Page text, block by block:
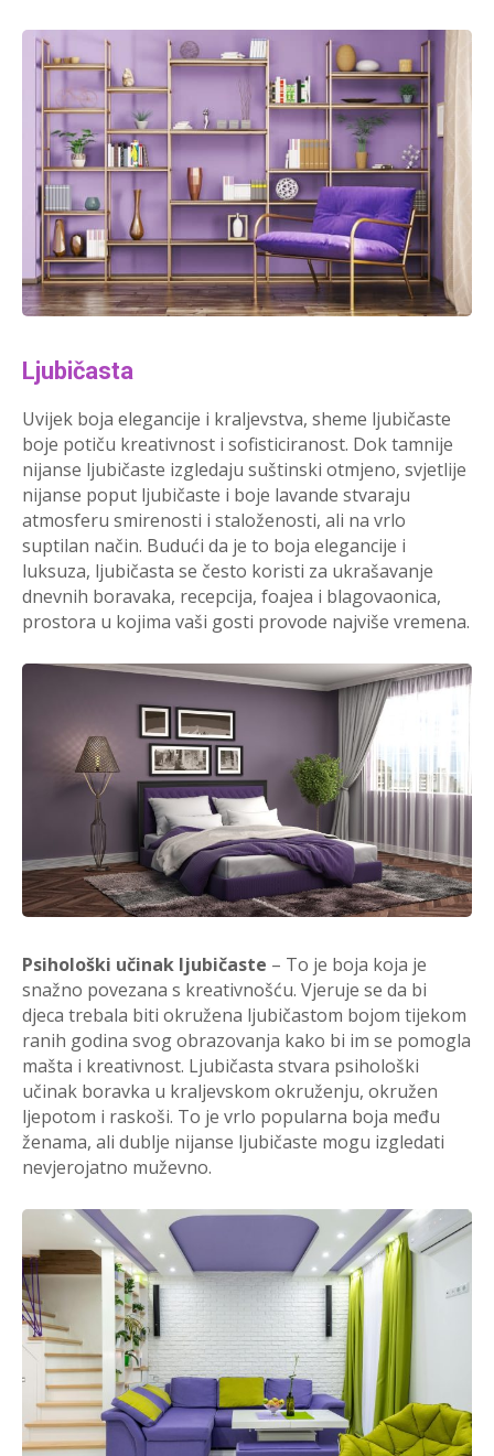
Ljubičasta
Uvijek boja elegancije i kraljevstva, sheme ljubičaste
boje potiču kreativnost i sofisticiranost. Dok tamnije
nijanse ljubičaste izgledaju suštinski otmjeno, svjetlije
nijanse poput ljubičaste i boje lavande stvaraju
atmosferu smirenosti i staloženosti, ali na vrlo
suptilan način. Budući da je to boja elegancije i
luksuza, ljubičasta se često koristi za ukrašavanje
dnevnih boravaka, recepcija, foajea i blagovaonica,
prostora u kojima vaši gosti provode najviše vremena.
Psihološki učinak ljubičaste – To je boja koja je
snažno povezana s kreativnošću. Vjeruje se da bi
djeca trebala biti okružena ljubičastom bojom tijekom
ranih godina svog obrazovanja kako bi im se pomogla
mašta i kreativnost. Ljubičasta stvara psihološki
učinak boravka u kraljevskom okruženju, okružen
ljepotom i raskoši. To je vrlo popularna boja među
ženama, ali dublje nijanse ljubičaste mogu izgledati
nevjerojatno muževno.